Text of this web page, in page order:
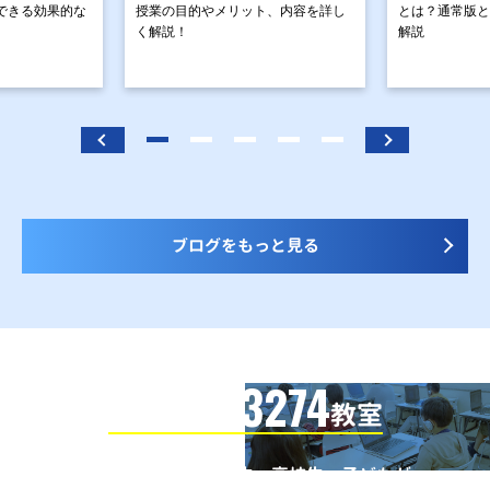
きる効果的な
授業の目的やメリット、内容を詳し
く解説！
とは？通常版
解説
ブログをもっと見る
3274教室
全国の小学生・中学生・高校生・子どもが